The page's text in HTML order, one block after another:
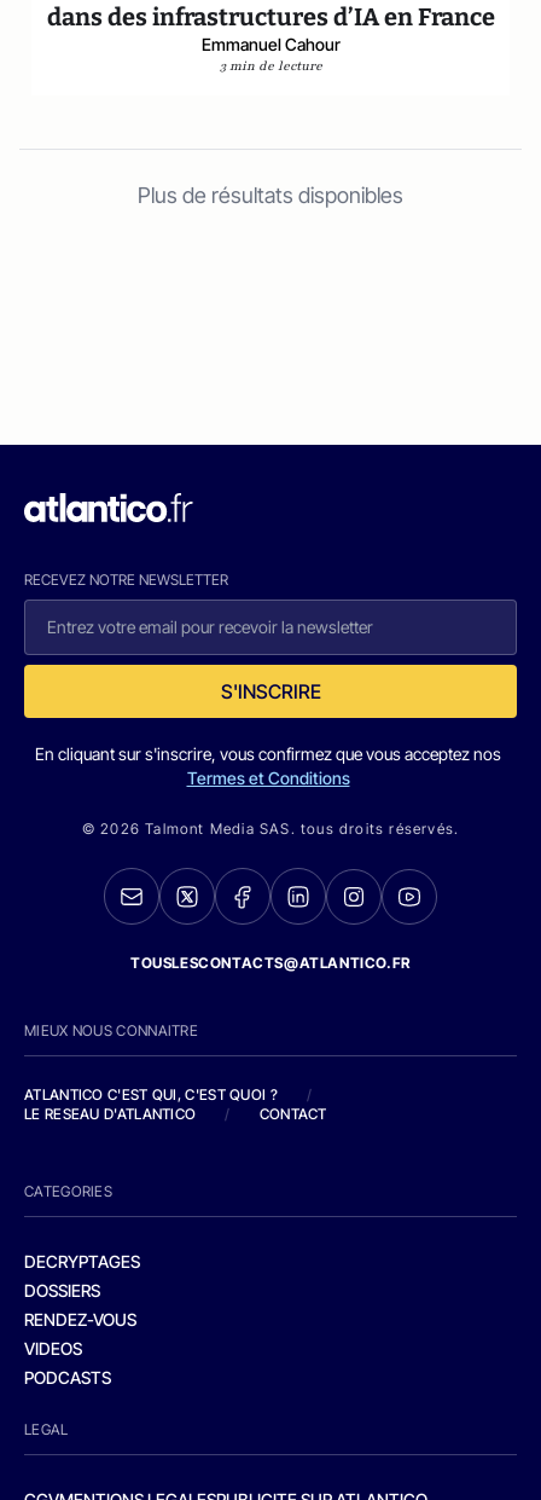
dans des infrastructures d’IA en France
Emmanuel Cahour
3 min de lecture
Plus de résultats disponibles
RECEVEZ NOTRE NEWSLETTER
S'INSCRIRE
En cliquant sur s'inscrire, vous confirmez que vous acceptez nos
Termes et Conditions
© 2026 Talmont Media SAS. tous droits réservés.
TOUSLESCONTACTS@ATLANTICO.FR
MIEUX NOUS CONNAITRE
ATLANTICO C'EST QUI, C'EST QUOI ?
/
LE RESEAU D'ATLANTICO
/ CONTACT
CATEGORIES
DECRYPTAGES
DOSSIERS
RENDEZ-VOUS
VIDEOS
PODCASTS
LEGAL